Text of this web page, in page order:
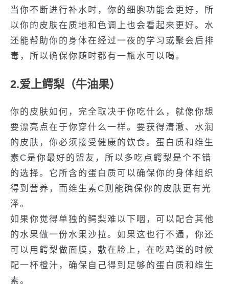
当你不断进行补水时，你的细胞功能会更好，所
以你的皮肤在质地和色调上也会看起来更好。水
还能帮助你的身体在经过一夜的学习或聚会后排
毒，所以确保你随时都有一瓶水可以喝。
2.爱上鳄梨（牛油果）
你的皮肤如何，完全取决于你吃什么，就像你想
要漂亮点在于你穿什么一样。要获得清澈、水润
的皮肤，你必须接受健康的饮食。蛋白质和维生
素C是你最好的盟友，所以多吃点鳄梨是个不错
的选择。它所含的蛋白质可以确保你的身体组织
得到营养，而维生素C则能确保你的皮肤更有光
泽。
如果你觉得单独的鳄梨难以下咽，可以配合其他
的水果做一份水果沙拉。如果这也行不通，你还
可以用鳄梨做面膜，敷在脸上，在吃鸡蛋的时候
配一杯橙汁，确保自己得到足够的蛋白质和维生
素。